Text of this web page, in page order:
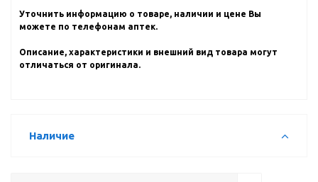
Уточнить информацию о товаре, наличии и цене Вы
можете по телефонам аптек.
Описание, характеристики и внешний вид товара могут
отличаться от оригинала.
Наличие